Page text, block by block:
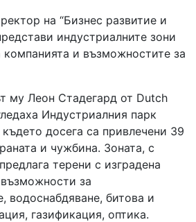
на “Бизнес развитие и
индустриалните зони
и възможностите за
му Леон Стадегард от Dutch
Индустриалния парк
досега са привлечени 39
и чужбина. Зоната, с
терени с изградена
за
водоснабдяване, битова и
газификация, оптика.